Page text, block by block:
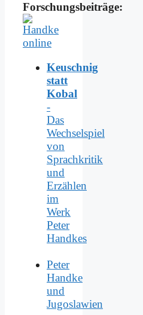
Forschungsbeiträge:
Keuschnig
statt
Kobal
-
Das
Wechselspiel
von
Sprachkritik
und
Erzählen
im
Werk
Peter
Handkes
Peter
Handke
und
Jugoslawien